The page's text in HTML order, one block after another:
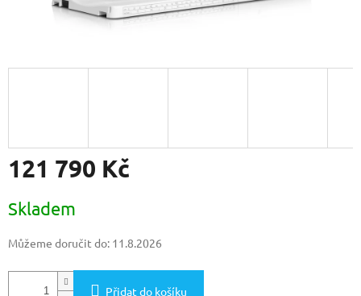
121 790 Kč
cena:
Skladem
Můžeme doručit do: 11.8.2026
Přidat do košíku